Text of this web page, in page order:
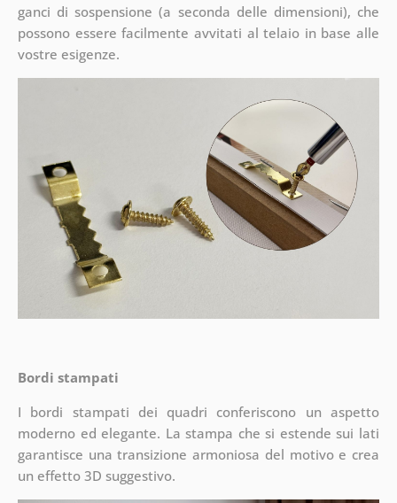
ganci di sospensione (a seconda delle dimensioni), che
possono essere facilmente avvitati al telaio in base alle
vostre esigenze.
Bordi stampati
I bordi stampati dei quadri conferiscono un aspetto
moderno ed elegante. La stampa che si estende sui lati
garantisce una transizione armoniosa del motivo e crea
un effetto 3D suggestivo.